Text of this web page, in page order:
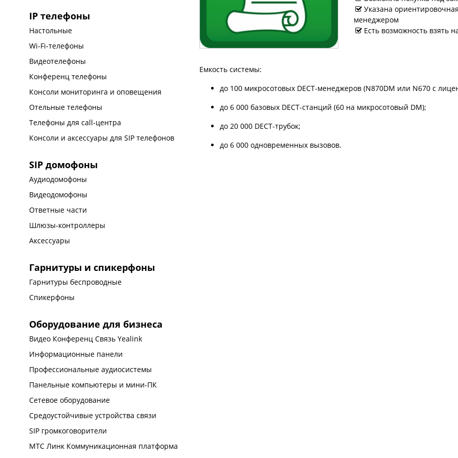
IP телефоны
Настольные
Wi-Fi-телефоны
Видеотелефоны
Конференц телефоны
Консоли мониторинга и оповещения
Отельные телефоны
Телефоны для call-центра
Консоли и аксессуары для SIP телефонов
SIP домофоны
Аудиодомофоны
Видеодомофоны
Ответные части
Шлюзы-контроллеры
Аксессуары
Гарнитуры и спикерфоны
Гарнитуры беспроводные
Спикерфоны
Оборудование для бизнеса
Видео Конференц Связь Yealink
Информационные панели
Профессиональные аудиосистемы
Панельные компьютеры и мини-ПК
Сетевое оборудование
Средоустойчивые устройства связи
SIP громкоговорители
МТС Линк Коммуникационная платформа
Указана
менеджером
Есть возможность взять
Емкость системы:
до 100 микросотовых DECT-менеджеров (N870DM или N670 с
до 6 000 базовых DECT-станций (60 на микросотовый DM);
до 20 000 DECT-трубок;
до 6 000 одновременных вызовов.